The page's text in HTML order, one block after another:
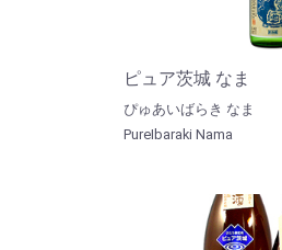
ピュア茨城 なま
ぴゅあいばらき なま
PureIbaraki Nama